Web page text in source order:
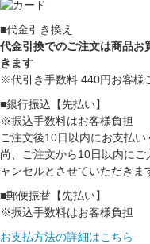
■代金引き換え
代金引換でのご注文は商品
きます
※代引き手数料 440円お客様
■銀行振込【先払い】
※振込手数料はお客様負担
ご注文後10日以内にお支払い
尚、ご注文から10日以内に
ャンセルとさせていただきま
■郵便振替【先払い】
※振込手数料はお客様負担
お支払方法の詳細はこちら